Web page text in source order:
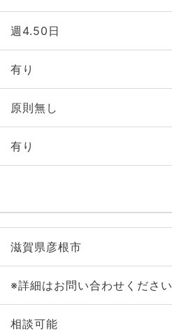
週4.50日
有り
原則無し
有り
滋賀県彦根市
※詳細はお問い合わせください
相談可能